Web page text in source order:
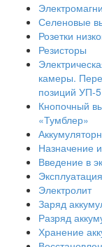
Селеновые
Розетки
Резисторы
камеры.
позиций УП-5
Кнопочный
«Тумблер»
Назначение
Введение в
Электролит
Заряд
Разряд
Хранение